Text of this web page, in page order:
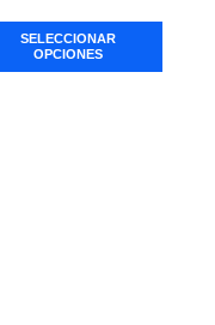
SELECCIONAR
OPCIONES